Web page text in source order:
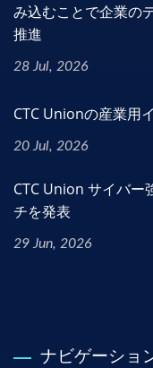
み込むことで企業の
推進
28 Jul, 2026
CTC Unionの産業用
20 Jul, 2026
CTC Union サイバー
チを発表
29 Jun, 2026
ナビゲーショ